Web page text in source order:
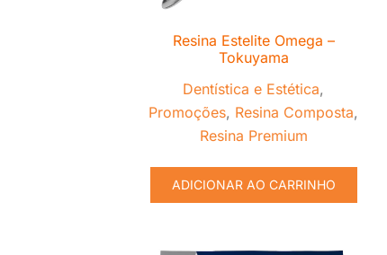
Resina Estelite Omega –
Tokuyama
Dentística e Estética,
Promoções, Resina Composta,
Resina Premium
ADICIONAR AO CARRINHO